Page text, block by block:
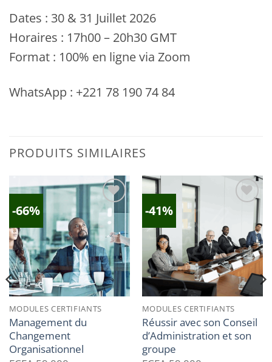
Dates : 30 & 31 Juillet 2026
Horaires : 17h00 – 20h30 GMT
Format : 100% en ligne via Zoom
WhatsApp : +221 78 190 74 84
PRODUITS SIMILAIRES
-66%
Ajouter
à la
liste
d’envies
MODULES CERTIFIANTS
Management du
Changement
Organisationnel
-41%
liste
d’envies
MODULES CERTIFIANTS
Réussir avec son Conseil
d’Administration et son
groupe